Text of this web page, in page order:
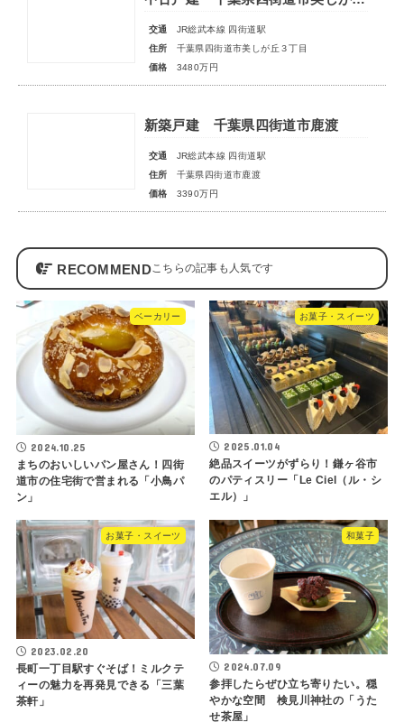
交通
JR総武本線 四街道駅
住所
千葉県四街道市美しが丘３丁目
価格
3480万円
新築戸建 千葉県四街道市鹿渡
交通
JR総武本線 四街道駅
住所
千葉県四街道市鹿渡
価格
3390万円
RECOMMEND
ベーカリー
2024.10.25
まちのおいしいパン屋さん！四街
道市の住宅街で営まれる「小鳥パ
ン」
お菓子・スイーツ
2025.01.04
絶品スイーツがずらり！鎌ヶ谷市
のパティスリー「Le Ciel（ル・シ
エル）」
お菓子・スイーツ
2023.02.20
長町一丁目駅すぐそば！ミルクテ
ィーの魅力を再発見できる「三葉
茶軒」
和菓子
2024.07.09
参拝したらぜひ立ち寄りたい。穏
やかな空間 検見川神社の「うた
せ茶屋」